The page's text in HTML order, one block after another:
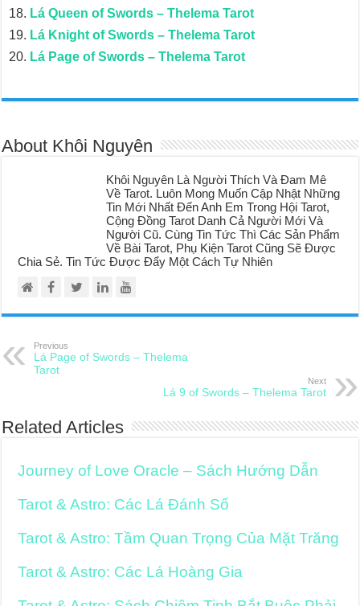
Lá Queen of Swords – Thelema Tarot
Lá Knight of Swords – Thelema Tarot
Lá Page of Swords – Thelema Tarot
About Khôi Nguyên
Khôi Nguyên Là Người Thích Và Đam Mê
Về Tarot. Luôn Mong Muốn Cập Nhật Những
Tin Mới Nhất Đến Anh Em Trong Hội Tarot,
Cộng Đồng Tarot Danh Cả Người Mới Và
Người Cũ. Cùng Tin Tức Thì Các Sản Phẩm
Về Bài Tarot, Phụ Kiện Tarot Cũng Sẽ Được
Chia Sẻ. Tin Tức Được Đẩy Một Cách Tự Nhiên
Previous
Lá Page of Swords – Thelema
Tarot
Next
Lá 9 of Swords – Thelema Tarot
Related Articles
Journey of Love Oracle – Sách Hướng Dẫn
Tarot & Astro: Các Lá Đánh Số
Tarot & Astro: Tầm Quan Trọng Của Mặt Trăng
Tarot & Astro: Các Lá Hoàng Gia